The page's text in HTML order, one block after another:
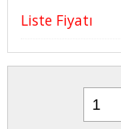
Liste Fiyatı